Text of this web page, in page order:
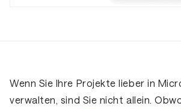
Wenn Sie Ihre Projekte lieber in
verwalten, sind Sie nicht allein.